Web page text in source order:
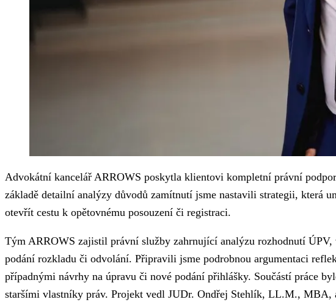
Advokátní kancelář ARROWS poskytla klientovi kompletní právní
základě detailní analýzy důvodů zamítnutí jsme nastavili strategii, která
otevřít cestu k opětovnému posouzení či registraci.
Tým ARROWS zajistil právní služby zahrnující analýzu rozhodnutí
podání rozkladu či odvolání. Připravili jsme podrobnou argumentaci
případnými návrhy na úpravu či nové podání přihlášky. Součástí práce
staršími vlastníky práv. Projekt vedl JUDr. Ondřej Stehlík, LL.M., MBA,